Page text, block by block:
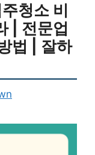
청소 비
| 전문업
법 | 잘하